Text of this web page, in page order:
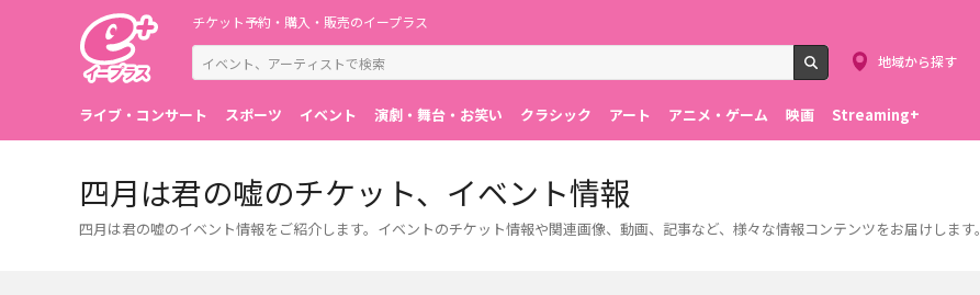
チケット予約・購入・販売のイープラス
検索
地域から探す
ライブ・コンサート スポーツ イベント 演劇・舞台・お笑い クラシック アート アニメ・ゲーム 映画 Streaming+
四月は君の嘘のチケット、イベント情報
四月は君の嘘のイベント情報をご紹介します。イベントのチケット情報や関連画像、動画、記事など、様々な情報コンテンツをお届けします。